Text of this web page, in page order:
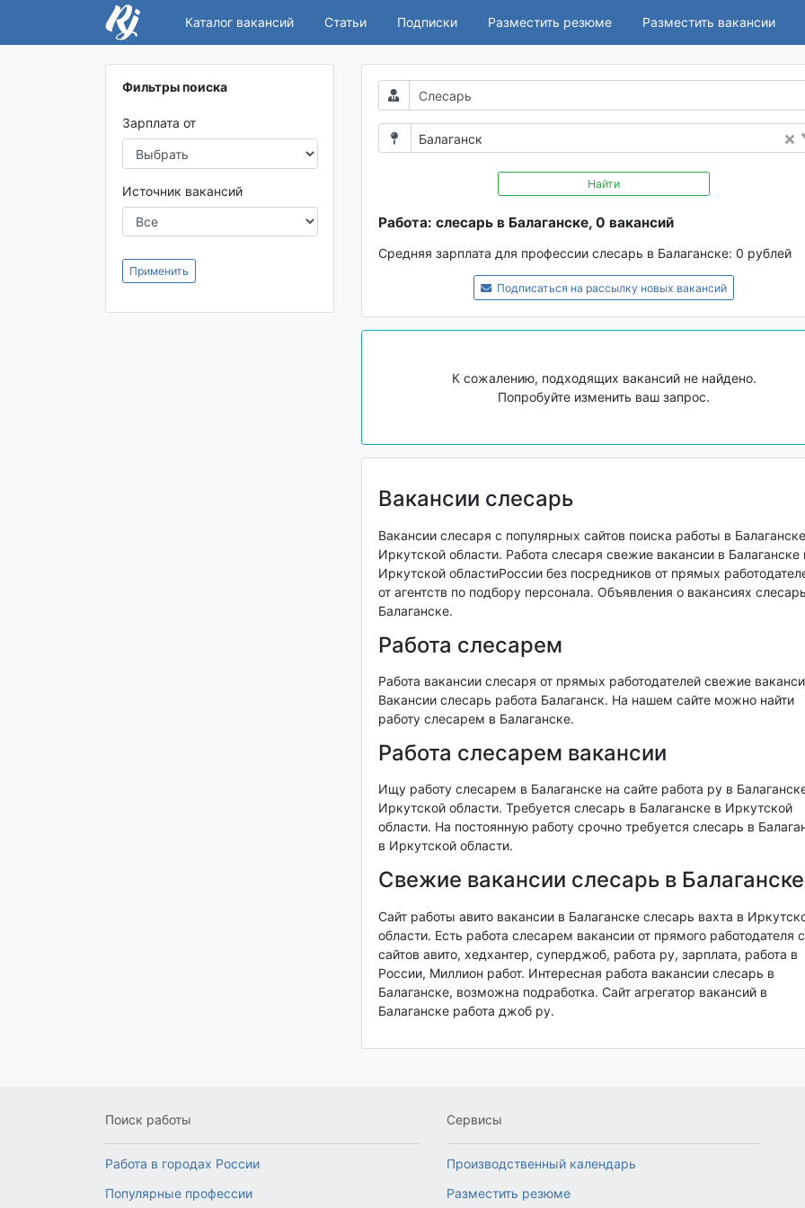
Каталог вакансий Статьи Подписки Разместить резюме Разместить вакансии
Фильтры поиска
Зарплата от
Источник вакансий
Применить
Балаганск
Найти
Работа: слесарь в Балаганске, 0 вакансий
Средняя зарплата для профессии слесарь в Балаганске: 0 рублей
Подписаться на рассылку новых вакансий
К сожалению, подходящих вакансий не найдено.
Попробуйте изменить ваш запрос.
Вакансии слесарь
Вакансии слесаря с популярных сайтов поиска работы в
Иркутской области. Работа слесаря свежие вакансии в Балаганске
Иркутской областиРоссии без посредников от прямых
от агентств по подбору персонала. Объявления о вакансиях
Балаганске.
Работа слесарем
Работа вакансии слесаря от прямых работодателей свежие
Вакансии слесарь работа Балаганск. На нашем сайте можно найти
работу слесарем в Балаганске.
Работа слесарем вакансии
Ищу работу слесарем в Балаганске на сайте работа ру в
Иркутской области. Требуется слесарь в Балаганске в Иркутской
области. На постоянную работу срочно требуется слесарь в
в Иркутской области.
Свежие вакансии слесарь в Балаганске
Сайт работы авито вакансии в Балаганске слесарь вахта в
области. Есть работа слесарем вакансии от прямого работодателя с
сайтов авито, хедхантер, суперджоб, работа ру, зарплата, работа в
России, Миллион работ. Интересная работа вакансии слесарь в
Балаганске, возможна подработка. Сайт агрегатор вакансий в
Балаганске работа джоб ру.
Поиск работы
Работа в городах России
Популярные профессии
Сервисы
Производственный календарь
Разместить резюме